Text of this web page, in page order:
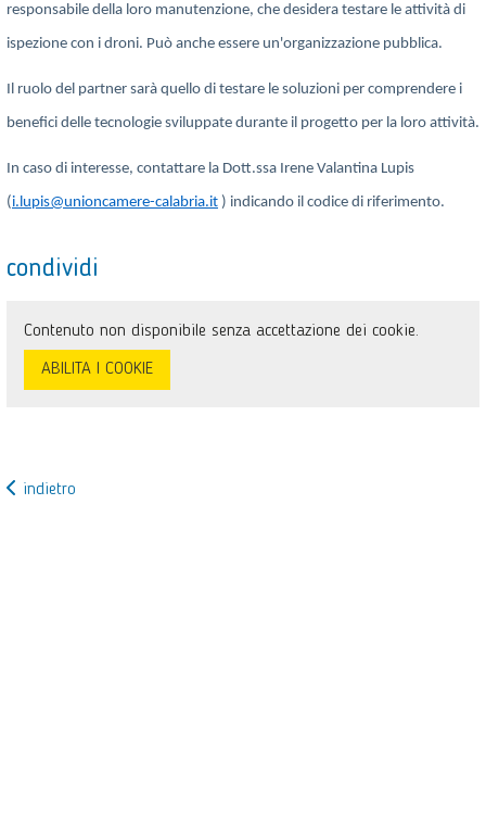
responsabile della loro manutenzione, che desidera testare le attività di
ispezione con i droni. Può anche essere un'organizzazione pubblica.
Il ruolo del partner sarà quello di testare le soluzioni per comprendere i
benefici delle tecnologie sviluppate durante il progetto per la loro attività.
In caso di interesse, contattare la Dott.ssa Irene Valantina Lupis
(i.lupis@unioncamere-calabria.it ) indicando il codice di riferimento.
condividi
Contenuto non disponibile senza accettazione dei cookie.
ABILITA I COOKIE
indietro